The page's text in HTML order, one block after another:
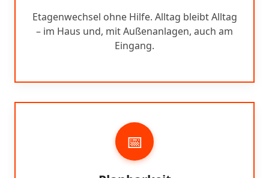
Etagenwechsel ohne Hilfe. Alltag bleibt Alltag
– im Haus und, mit Außenanlagen, auch am
Eingang.
📅